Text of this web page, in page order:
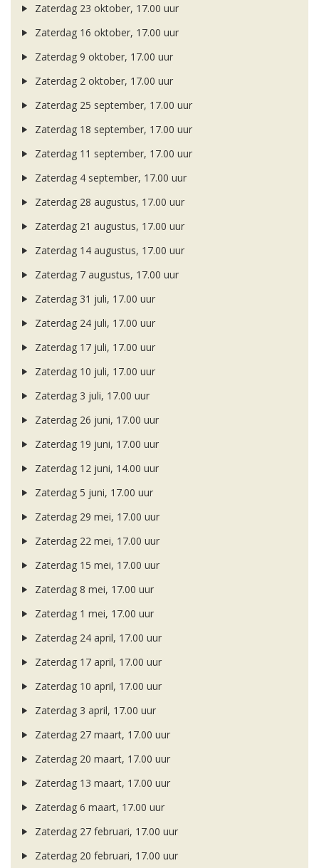
Zaterdag 23 oktober, 17.00 uur
Zaterdag 16 oktober, 17.00 uur
Zaterdag 9 oktober, 17.00 uur
Zaterdag 2 oktober, 17.00 uur
Zaterdag 25 september, 17.00 uur
Zaterdag 18 september, 17.00 uur
Zaterdag 11 september, 17.00 uur
Zaterdag 4 september, 17.00 uur
Zaterdag 28 augustus, 17.00 uur
Zaterdag 21 augustus, 17.00 uur
Zaterdag 14 augustus, 17.00 uur
Zaterdag 7 augustus, 17.00 uur
Zaterdag 31 juli, 17.00 uur
Zaterdag 24 juli, 17.00 uur
Zaterdag 17 juli, 17.00 uur
Zaterdag 10 juli, 17.00 uur
Zaterdag 3 juli, 17.00 uur
Zaterdag 26 juni, 17.00 uur
Zaterdag 19 juni, 17.00 uur
Zaterdag 12 juni, 14.00 uur
Zaterdag 5 juni, 17.00 uur
Zaterdag 29 mei, 17.00 uur
Zaterdag 22 mei, 17.00 uur
Zaterdag 15 mei, 17.00 uur
Zaterdag 8 mei, 17.00 uur
Zaterdag 1 mei, 17.00 uur
Zaterdag 24 april, 17.00 uur
Zaterdag 17 april, 17.00 uur
Zaterdag 10 april, 17.00 uur
Zaterdag 3 april, 17.00 uur
Zaterdag 27 maart, 17.00 uur
Zaterdag 20 maart, 17.00 uur
Zaterdag 13 maart, 17.00 uur
Zaterdag 6 maart, 17.00 uur
Zaterdag 27 februari, 17.00 uur
Zaterdag 20 februari, 17.00 uur